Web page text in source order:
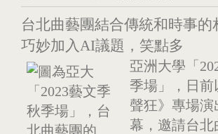
台北曲藝團結合傳統和時事的
巧妙加入AI議題，笑點多
亞洲大學「
季場」，日前
聲狂》專場演
幕，邀請台北